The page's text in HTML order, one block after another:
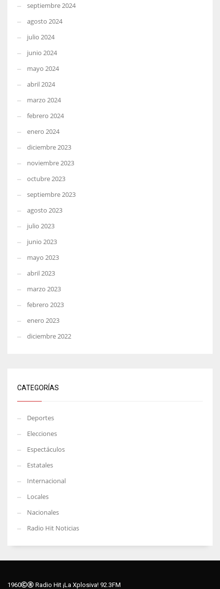
septiembre 2024
agosto 2024
julio 2024
junio 2024
mayo 2024
abril 2024
marzo 2024
febrero 2024
enero 2024
diciembre 2023
noviembre 2023
octubre 2023
septiembre 2023
agosto 2023
julio 2023
junio 2023
mayo 2023
abril 2023
marzo 2023
febrero 2023
enero 2023
diciembre 2022
CATEGORÍAS
Deportes
Elecciones
Espectáculos
Estatales
Internacional
Locales
Nacionales
Radio Hit Noticias
1960
Radio Hit ¡La Xplosiva! 92.3FM